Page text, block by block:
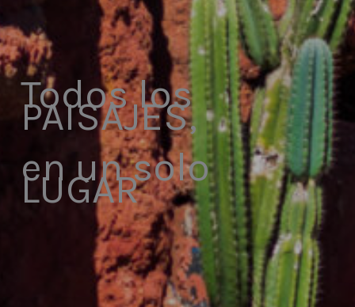
Todos los
PAISAJES,
en un solo
LUGAR